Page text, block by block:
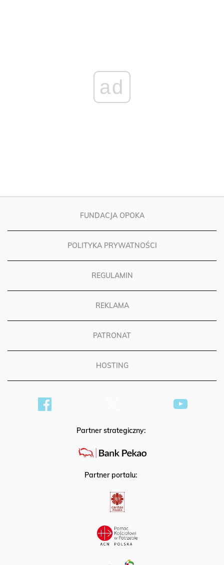
ad
FUNDACJA OPOKA
POLITYKA PRYWATNOŚCI
REGULAMIN
REKLAMA
PATRONAT
HOSTING
Partner strategiczny:
Partner portalu: